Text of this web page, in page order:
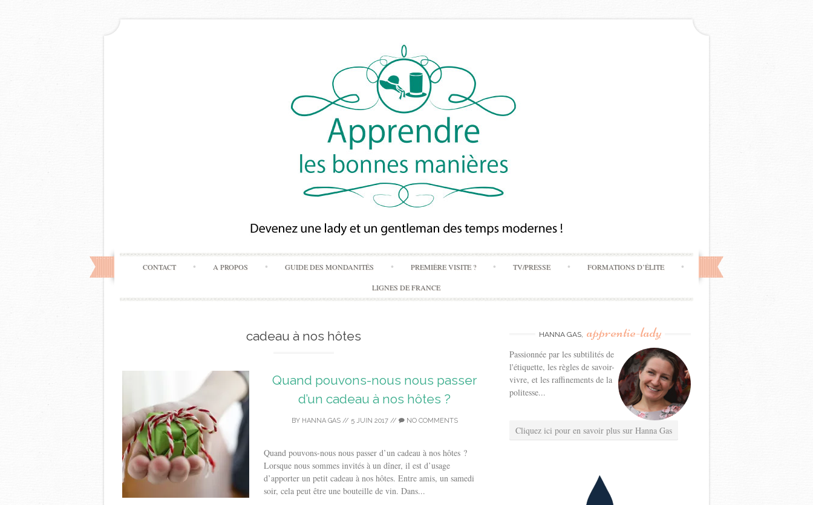
Skip
to
content
CONTACT A PROPOS GUIDE DES MONDANITÉS PREMIÈRE VISITE ? TV/PRESSE FORMATIONS D’ÉLITE
LIGNES DE FRANCE
cadeau à nos hôtes
Quand pouvons-nous nous passer
d’un cadeau à nos hôtes ?
BY HANNA GAS// 5 JUIN 2017// NO COMMENTS
Quand pouvons-nous nous passer d’un cadeau à nos hôtes ?
Lorsque nous sommes invités à un dîner, il est d’usage
d’apporter un petit cadeau à nos hôtes. Entre amis, un samedi
soir, cela peut être une bouteille de vin. Dans...
HANNA GAS, apprentie-lady
Passionnée par les subtilités de
l'étiquette, les règles de savoir-
vivre, et les raffinements de la
politesse...
Cliquez ici pour en savoir plus sur Hanna Gas